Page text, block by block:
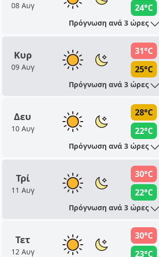
08 Αυγ
24°C
Πρόγνωση ανά 3 ώρες
Κυρ
09 Αυγ
31°C
25°C
Πρόγνωση ανά 3 ώρες
Δευ
10 Αυγ
28°C
22°C
Πρόγνωση ανά 3 ώρες
Τρί
11 Αυγ
30°C
22°C
Πρόγνωση ανά 3 ώρες
Τετ
12 Αυγ
30°C
23°C